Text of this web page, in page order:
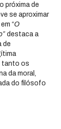
próxima de
se aproximar
“O
destaca a
de
tanto os
da moral,
do filósofo